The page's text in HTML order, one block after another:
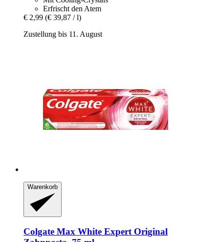
Erfrischt den Atem
€ 2,99 (€ 39,87 / l)
Zustellung bis 11. August
Warenkorb
Colgate Max White Expert Original